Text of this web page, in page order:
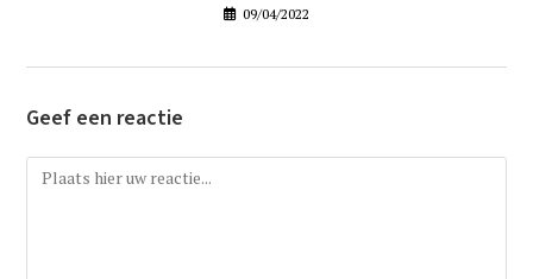
09/04/2022
Geef een reactie
Reactie